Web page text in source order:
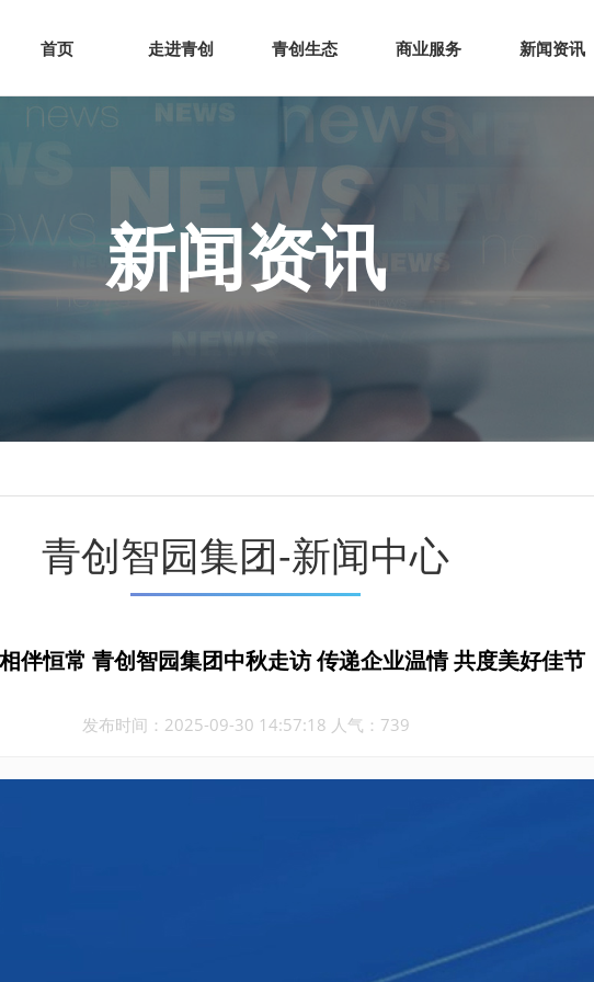
网站首页 走进青创 青创生态 商业服务
首页 走进青创 青创生态 商业服务 新闻资讯
新闻资讯
青创智园集团-新闻中心
伴恒常 青创智园集团中秋走访 传递企业温情 共度美好佳节
发布时间：2025-09-30 14:57:18 人气：739